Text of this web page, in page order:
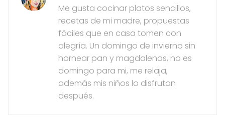
Me gusta cocinar platos sencillos,
recetas de mi madre, propuestas
fáciles que en casa tomen con
alegría. Un domingo de invierno sin
hornear pan y magdalenas, no es
domingo para mi, me relaja,
además mis niños lo disfrutan
después.